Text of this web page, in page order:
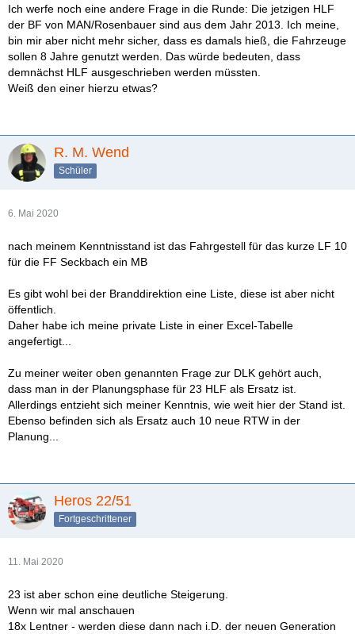
Ich werfe noch eine andere Frage in die Runde: Die jetzigen HLF
der BF von MAN/Rosenbauer sind aus dem Jahr 2013. Ich meine,
bin mir aber nicht mehr sicher, dass es damals hieß, die Fahrzeuge
sollen 8 Jahre genutzt werden. Das würde bedeuten, dass
demnächst HLF ausgeschrieben werden müssten.
Weiß den einer hierzu etwas?
R. M. Wend
Schüler
6. Mai 2020
nach meinem Kenntnisstand ist das Fahrgestell für das kurze LF 10
für die FF Seckbach ein MB
Es gibt wohl bei der Branddirektion eine Liste, diese ist aber nicht
öffentlich.
Daher habe ich meine private Liste in einer Excel-Tabelle
angefertigt...
Zu meiner weiter oben genannten Frage zur DLK gehört auch,
dass man in der Planungsphase für 23 HLF als Ersatz ist.
Allerdings entzieht sich meiner Kenntnis, wie weit hier der Stand ist.
Ebenso befinden sich als Ersatz auch 10 neue RTW in der
Planung...
Heros 22/51
Fortgeschrittener
11. Mai 2020
23 ist aber schon eine deutliche Steigerung.
Wenn wir mal anschauen
18x Lentner - werden diese dann nach i.D. der neuen Generation